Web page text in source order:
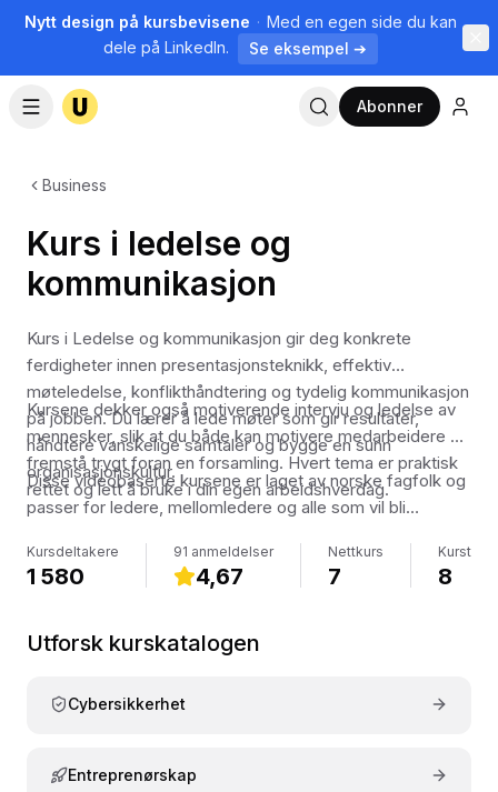
Nytt design på kursbevisene · Med en egen side du kan
dele på LinkedIn.
Se eksempel ➔
Abonner
Business
Kurs i ledelse og
kommunikasjon
Kurs i Ledelse og kommunikasjon gir deg konkrete
ferdigheter innen presentasjonsteknikk, effektiv
møteledelse, konflikthåndtering og tydelig kommunikasjon
på jobben. Du lærer å lede møter som gir resultater,
håndtere vanskelige samtaler og bygge en sunn
organisasjonskultur.
Kursene dekker også motiverende intervju og ledelse av
mennesker, slik at du både kan motivere medarbeidere og
fremstå trygt foran en forsamling. Hvert tema er praktisk
rettet og lett å bruke i din egen arbeidshverdag.
Disse videobaserte kursene er laget av norske fagfolk og
passer for ledere, mellomledere og alle som vil bli
Kursdeltakere
1 580
91 anmeldelser
4,67
Nettkurs
7 8
Utforsk kurskatalogen
Cybersikkerhet
Entreprenørskap